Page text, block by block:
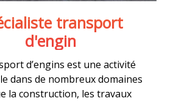
transport
d'engin
d’engins est une activité
dans de nombreux domaines
la construction, les travaux